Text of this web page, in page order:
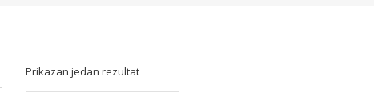
Prikazan jedan rezultat